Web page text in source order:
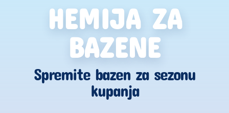
HEMIJA ZA
BAZENE
Spremite bazen za sezonu
kupanja